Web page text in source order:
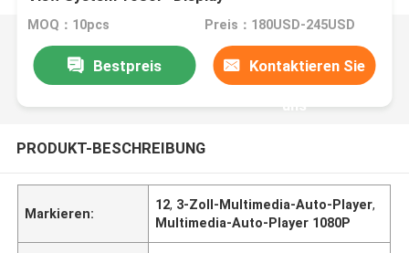
MOQ：10pcs Preis：180USD-245USD
Bestpreis Kontaktieren Sie
uns
PRODUKT-BESCHREIBUNG
Markieren:
12, 3-Zoll-Multimedia-Auto-Player,
Multimedia-Auto-Player 1080P